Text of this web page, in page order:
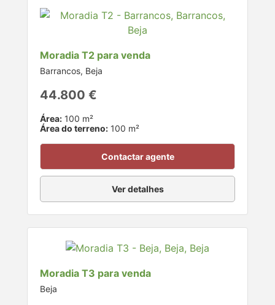
Moradia T2 para venda
Barrancos, Beja
44.800 €
Área: 100 m²
Área do terreno: 100 m²
Contactar agente
Ver detalhes
Moradia T3 para venda
Beja